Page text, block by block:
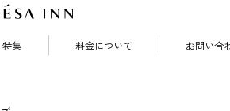
特集 料金について お問い合